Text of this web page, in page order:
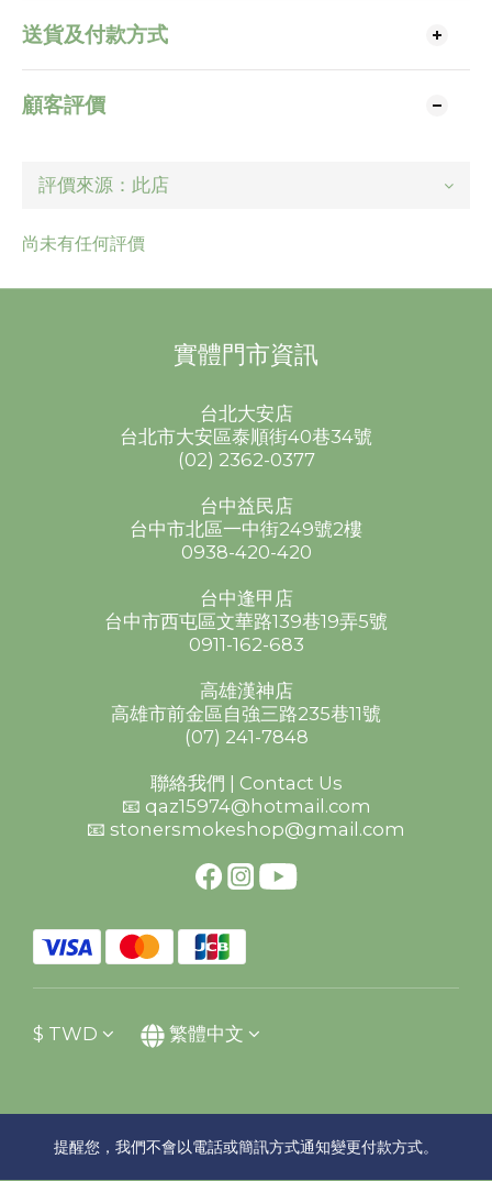
送貨及付款方式
顧客評價
尚未有任何評價
實體門市資訊
台北大安店
台北市大安區泰順街40巷34號
(02) 2362-0377
台中益民店
台中市北區一中街249號2樓
0938-420-420
台中逢甲店
台中市西屯區文華路139巷19弄5號
0911-162-683
高雄漢神店
高雄市前金區自強三路235巷11號
(07) 241-7848
聯絡我們 | Contact Us
📧 qaz15974@hotmail.com
📧 stonersmokeshop@gmail.com
$ TWD 繁體中文
提醒您，我們不會以電話或簡訊方式通知變更付款方式。